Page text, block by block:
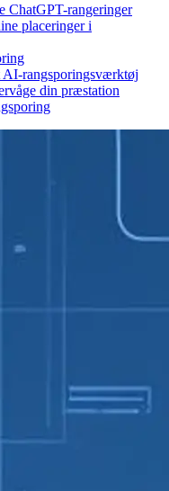
ChatGPT-rangeringer
placeringer i
AI-rangsporingsværktøj
din præstation